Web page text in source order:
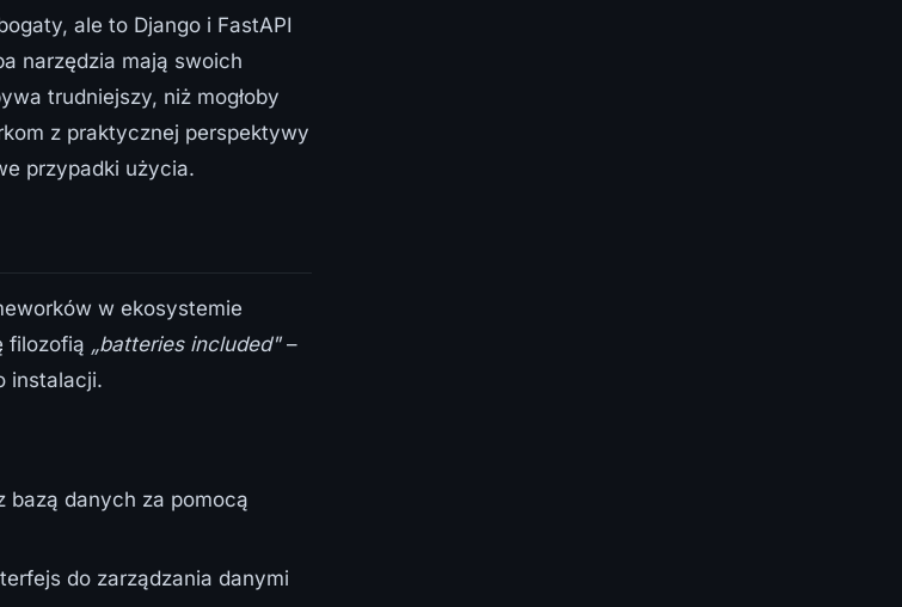
ale to Django i FastAPI
narzędzia mają swoich
trudniejszy, niż mogłoby
z praktycznej perspektywy
przypadki użycia.
w ekosystemie
filozofią „batteries included"–
instalacji.
bazą danych za pomocą
do zarządzania danymi